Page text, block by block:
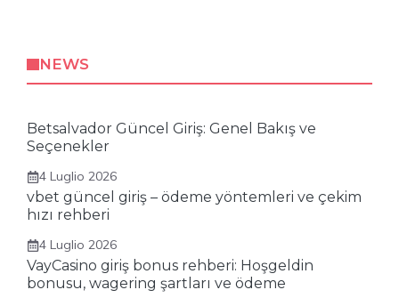
NEWS
Betsalvador Güncel Giriş: Genel Bakış ve
Seçenekler
4 Luglio 2026
vbet güncel giriş – ödeme yöntemleri ve çekim
hızı rehberi
4 Luglio 2026
VayCasino giriş bonus rehberi: Hoşgeldin
bonusu, wagering şartları ve ödeme